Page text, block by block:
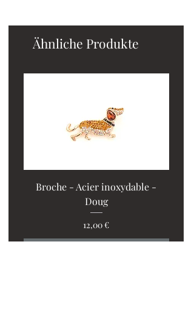
Ähnliche Produkte
Broche - Acier inoxydable -
Doug
Preis
12,00 €